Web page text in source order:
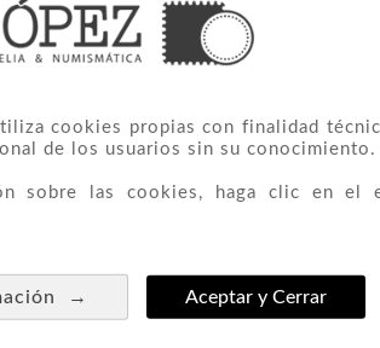
cookies propias con finalidad
de los usuarios sin su conocimiento.
sobre las cookies, haga clic en el
→ Aceptar y Cerrar
1,30 €